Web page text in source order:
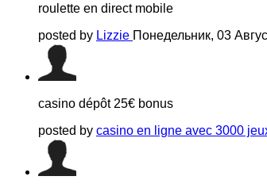
roulette en direct mobile
posted by Lizzie Понедельник, 03
casino dépôt 25€ bonus
posted by casino en ligne avec 3000